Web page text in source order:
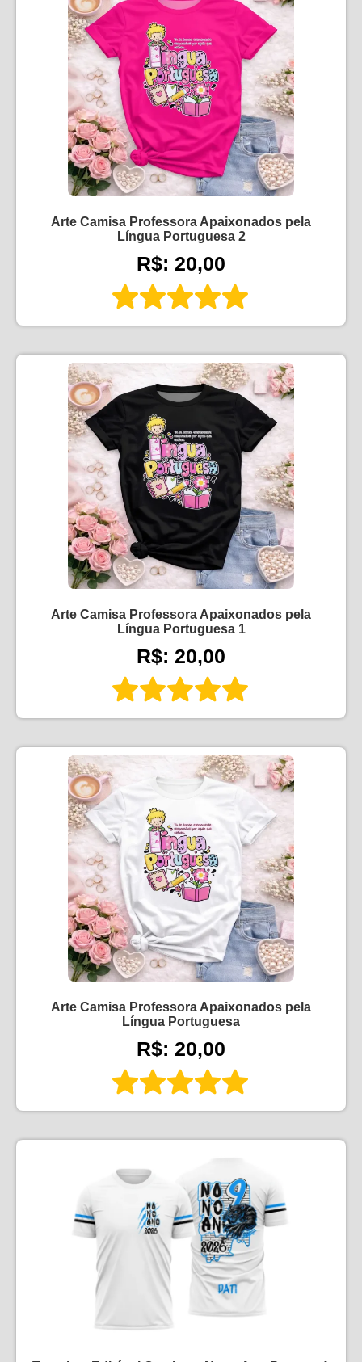
Arte Camisa Professora Apaixonados pela
Língua Portuguesa 2
R$: 20,00
Arte Camisa Professora Apaixonados pela
Língua Portuguesa 1
R$: 20,00
Arte Camisa Professora Apaixonados pela
Língua Portuguesa
R$: 20,00